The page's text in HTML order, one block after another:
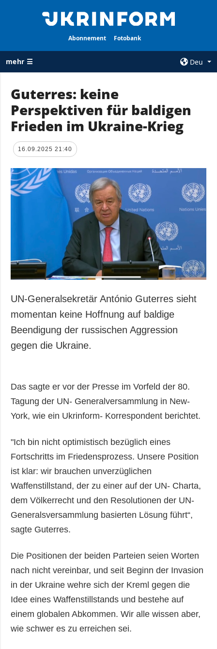
Abonnement Fotobank
mehr ☰
Deu
ALLE
RUBRIKEN
Krieg
Wiederaufbau
Politik
Wirtschaft
Gesellschaft und
Kriminalität
Notstand und
AGENTUR
Über uns
Politik zur
und zum Schutz
personenbezogener
Daten
ZUSÄTZLICH
Veröffentlichungen
Interview
LEISTUNGEN
Abonnement
Guterres: keine
Perspektiven für baldigen
Frieden im Ukraine-Krieg
16.09.2025 21:40
UN-Generalsekretär António Guterres sieht
momentan keine Hoffnung auf baldige
Beendigung der russischen Aggression
gegen die Ukraine.
Das sagte er vor der Presse im Vorfeld der 80.
Tagung der UN- Generalversammlung in New-
York, wie ein Ukrinform- Korrespondent berichtet.
"Ich bin nicht optimistisch bezüglich eines
Fortschritts im Friedensprozess. Unsere Position
ist klar: wir brauchen unverzüglichen
Waffenstillstand, der zu einer auf der UN- Charta,
dem Völkerrecht und den Resolutionen der UN-
Generalsversammlung basierten Lösung führt“,
sagte Guterres.
Die Positionen der beiden Parteien seien Worten
nach nicht vereinbar, und seit Beginn der Invasion
in der Ukraine wehre sich der Kreml gegen die
Idee eines Waffenstillstands und bestehe auf
einem globalen Abkommen. Wir alle wissen aber,
wie schwer es zu erreichen sei.